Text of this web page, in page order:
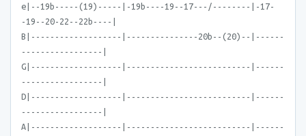
e|--19b-----(19)-----|-19b----19--17---/--------|-17-
-19--20-22--22b----|
B|-------------------|---------------20b--(20)--|------
-----------------|
G|-------------------|--------------------------|------
-----------------|
D|-------------------|--------------------------|------
-----------------|
A|-------------------|--------------------------|------